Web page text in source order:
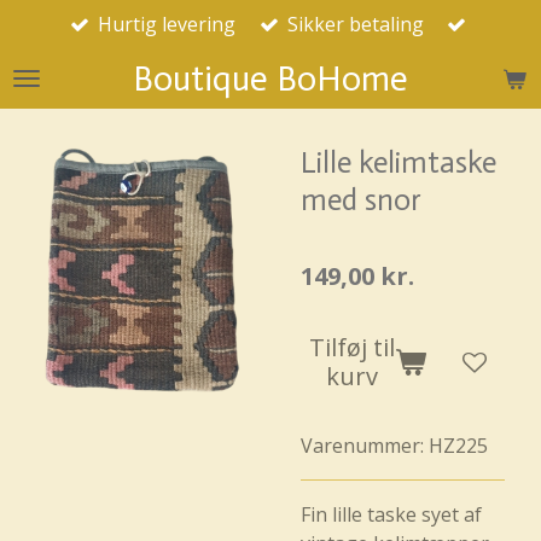
Spring
hovedindhold Boutique BoHome
Hurtig levering Sikker betaling
Lille kelimtaske
med snor
149,00 kr.
Tilføj til
kurv
Varenummer: HZ225
Fin lille taske syet af